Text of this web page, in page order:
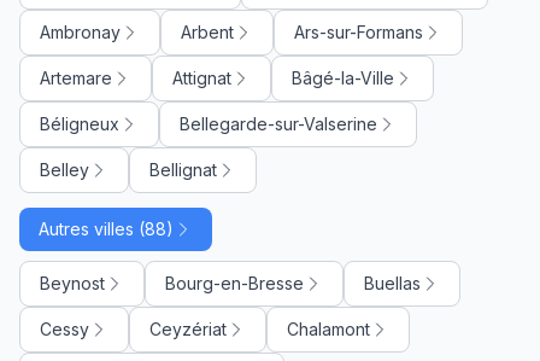
Ambronay Arbent Ars-sur-Formans
Artemare Attignat Bâgé-la-Ville
Béligneux Bellegarde-sur-Valserine
Belley Bellignat
Autres villes (88)
Beynost Bourg-en-Bresse Buellas
Cessy Ceyzériat Chalamont